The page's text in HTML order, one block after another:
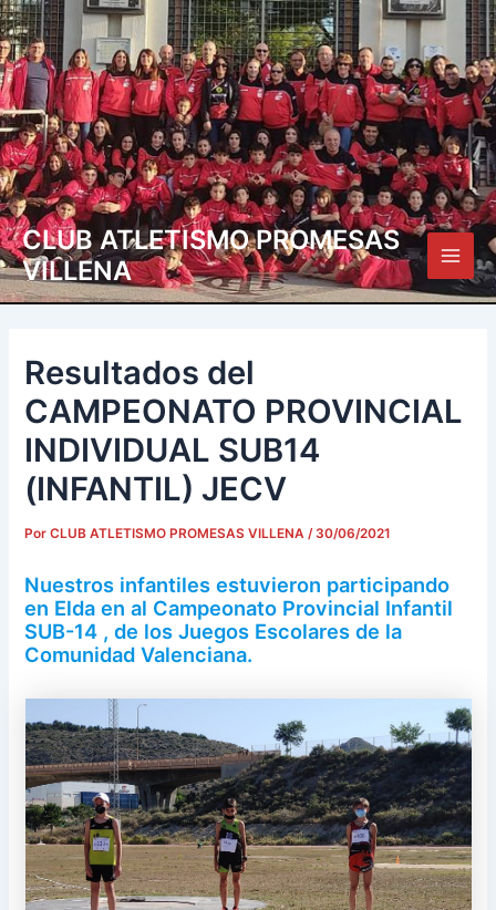
Ir
al
contenido
CLUB ATLETISMO PROMESAS
VILLENA
Main
Resultados del
CAMPEONATO PROVINCIAL
INDIVIDUAL SUB14
(INFANTIL) JECV
PorCLUB ATLETISMO PROMESAS VILLENA/ 30/06/2021
Nuestros infantiles estuvieron participando
en Elda en al Campeonato Provincial Infantil
SUB-14 , de los Juegos Escolares de la
Comunidad Valenciana.
Navegación
de
entradas